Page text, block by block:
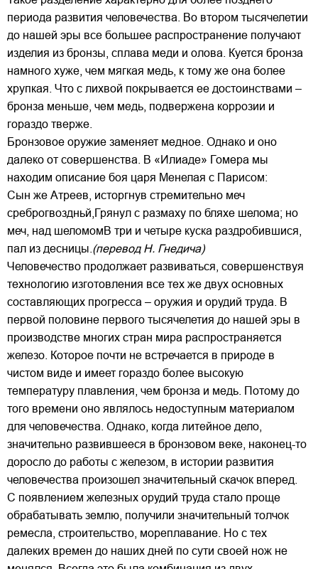
периода развития человечества. Во втором тысячелетии
до нашей эры все большее распространение получают
изделия из бронзы, сплава меди и олова. Куется бронза
намного хуже, чем мягкая медь, к тому же она более
хрупкая. Что с лихвой покрывается ее достоинствами –
бронза меньше, чем медь, подвержена коррозии и
гораздо тверже.
Бронзовое оружие заменяет медное. Однако и оно
далеко от совершенства. В «Илиаде» Гомера мы
находим описание боя царя Менелая с Парисом:
Сын же Атреев, исторгнув стремительно меч
среброгвоздньй,Грянул с размаху по бляхе шелома; но
меч, над шеломомВ три и четыре куска раздробившися,
пал из десницы. (перевод Н. Гнедича)
Человечество продолжает развиваться, совершенствуя
технологию изготовления все тех же двух основных
составляющих прогресса – оружия и орудий труда. В
первой половине первого тысячелетия до нашей эры в
производстве многих стран мира распространяется
железо. Которое почти не встречается в природе в
чистом виде и имеет гораздо более высокую
температуру плавления, чем бронза и медь. Потому до
того времени оно являлось недоступным материалом
для человечества. Однако, когда литейное дело,
значительно развившееся в бронзовом веке, наконец-то
доросло до работы с железом, в истории развития
человечества произошел значительный скачок вперед.
С появлением железных орудий труда стало проще
обрабатывать землю, получили значительный толчок
ремесла, строительство, мореплавание. Но с тех
далеких времен до наших дней по сути своей нож не